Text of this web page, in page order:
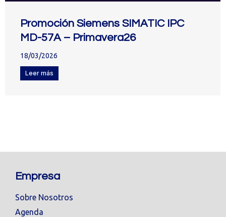
Promoción Siemens SIMATIC IPC
MD-57A – Primavera26
18/03/2026
Leer más
Empresa
Sobre Nosotros
Agenda